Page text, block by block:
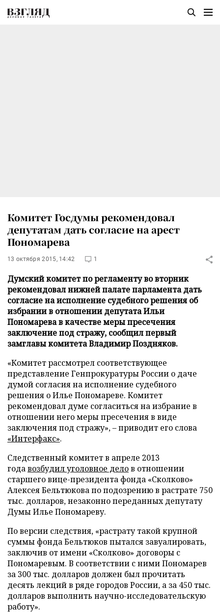
Комитет Госдумы рекомендовал
депутатам дать согласие на арест
Пономарева
13 октября 2015, 14:42 1
Думский комитет по регламенту во вторник
рекомендовал нижней палате парламента дать
согласие на исполнение судебного решения об
избрании в отношении депутата Ильи
Пономарева в качестве меры пресечения
заключение под стражу, сообщил первый
замглавы комитета Владимир Поздняков.
«Комитет рассмотрел соответствующее
представление Генпрокуратуры России о даче
думой согласия на исполнение судебного
решения о Илье Пономареве. Комитет
рекомендовал думе согласиться на избрание в
отношении него меры пресечения в виде
заключения под стражу», – приводит его слова
«Интерфакс».
Следственный комитет в апреле 2013
годавозбудил уголовное делов отношении
старшего вице-президента фонда «Сколково»
Алексея Бельтюкова по подозрению в растрате 750
тыс. долларов, незаконно переданных депутату
Думы Илье Пономареву.
По версии следствия, «растрату такой крупной
суммы фонда Бельтюков пытался завуалировать,
заключив от имени «Сколково» договоры с
Пономаревым. В соответствии с ними Пономарев
за 300 тыс. долларов должен был прочитать
десять лекций в ряде городов России, а за 450 тыс.
долларов выполнить научно-исследовательскую
работу».